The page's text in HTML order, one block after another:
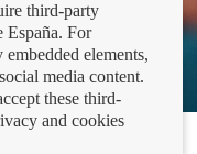
third-party
España. For
elements,
media content.
these third-
and cookies